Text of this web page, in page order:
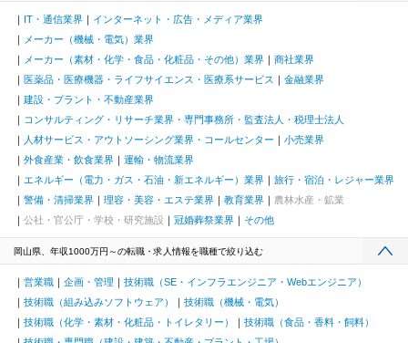
IT・通信業界
インターネット・広告・メディア業界
メーカー（機械・電気）業界
メーカー（素材・化学・食品・化粧品・その他）業界
商社業界
医薬品・医療機器・ライフサイエンス・医療系サービス
金融業界
建設・プラント・不動産業界
コンサルティング・リサーチ業界・専門事務所・監査法人・税理士法人
人材サービス・アウトソーシング業界・コールセンター
小売業界
外食産業・飲食業界
運輸・物流業界
エネルギー（電力・ガス・石油・新エネルギー）業界
旅行・宿泊・レジャー業界
警備・清掃業界
理容・美容・エステ業界 教育業界
農林水産・鉱業
公社・官公庁・学校・研究施設
冠婚葬祭業界 その他
岡山県、年収1000万円～の転職・求人情報を職種で絞り込む
営業職 企画・管理
技術職（SE・インフラエンジニア・Webエンジニア）
技術職（組み込みソフトウェア）
技術職（機械・電気）
技術職（化学・素材・化粧品・トイレタリー）
技術職（食品・香料・飼料）